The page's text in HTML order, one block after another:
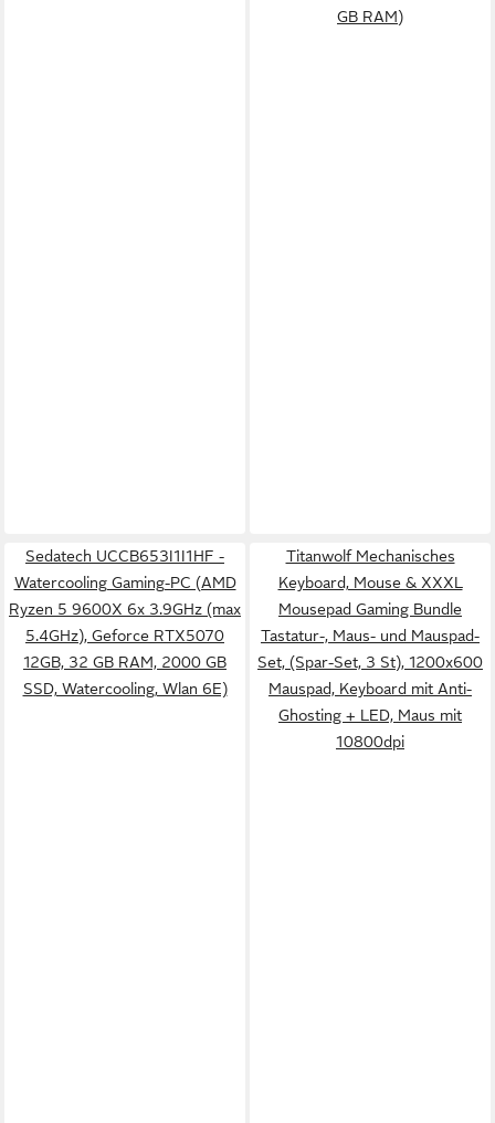
GB RAM)
Sedatech UCCB653I1I1HF -
Watercooling Gaming-PC (AMD
Ryzen 5 9600X 6x 3.9GHz (max
5.4GHz), Geforce RTX5070
12GB, 32 GB RAM, 2000 GB
SSD, Watercooling, Wlan 6E)
Titanwolf Mechanisches
Keyboard, Mouse & XXXL
Mousepad Gaming Bundle
Tastatur-, Maus- und Mauspad-
Set, (Spar-Set, 3 St), 1200x600
Mauspad, Keyboard mit Anti-
Ghosting + LED, Maus mit
10800dpi